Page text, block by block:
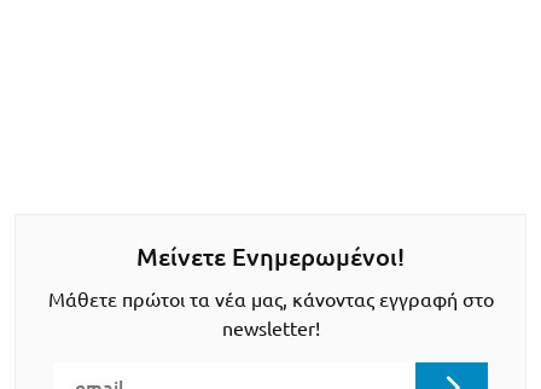
Μείνετε Ενημερωμένοι!
Μάθετε πρώτοι τα νέα μας, κάνοντας εγγραφή στο
newsletter!